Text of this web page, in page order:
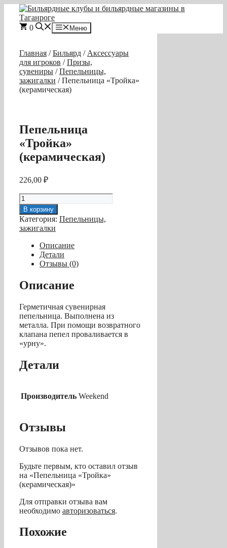
Перейти
содержимому
0 Меню
Главная /Бильярд / Аксессуары
для игроков /Призы,
сувениры /Пепельницы,
зажигалки / Пепельница «Тройка»
(керамическая)
Пепельница
«Тройка»
(керамическая)
226,00 ₽
Количество
товара
Пепельница
«Тройка»
(керамическая)
В корзину
Категория: Пепельницы,
зажигалки
Описание
Детали
Отзывы (0)
Описание
Герметичная сувенирная
пепельница. Выполнена из
металла. При помощи возвратного
клапана пепел проваливается в
«урну».
Детали
Производитель Weekend
Отзывы
Отзывов пока нет.
Будьте первым, кто оставил отзыв
на «Пепельница «Тройка»
(керамическая)»
Для отправки отзыва вам
необходимо авторизоваться.
Похожие